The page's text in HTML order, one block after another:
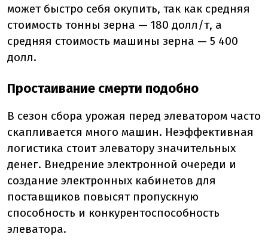
может быстро себя окупить, так как средняя
стоимость тонны зерна — 180 долл/т, а
средняя стоимость машины зерна — 5 400
долл.
Простаивание смерти подобно
В сезон сбора урожая перед элеватором часто
скапливается много машин. Неэффективная
логистика стоит элеватору значительных
денег. Внедрение электронной очереди и
создание электронных кабинетов для
поставщиков повысят пропускную
способность и конкурентоспособность
элеватора.